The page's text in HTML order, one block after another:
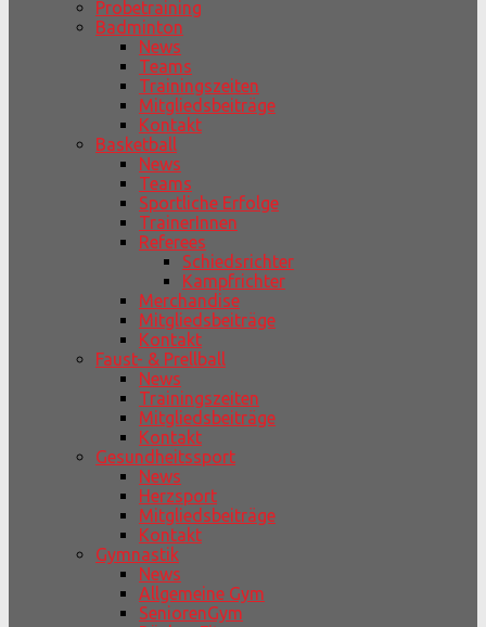
Probetraining
Badminton
News
Teams
Trainingszeiten
Mitgliedsbeiträge
Kontakt
Basketball
News
Teams
Sportliche Erfolge
TrainerInnen
Referees
Schiedsrichter
Kampfrichter
Merchandise
Mitgliedsbeiträge
Kontakt
Faust- & Prellball
News
Trainingszeiten
Mitgliedsbeiträge
Kontakt
Gesundheitssport
News
Herzsport
Mitgliedsbeiträge
Kontakt
Gymnastik
News
Allgemeine Gym
SeniorenGym